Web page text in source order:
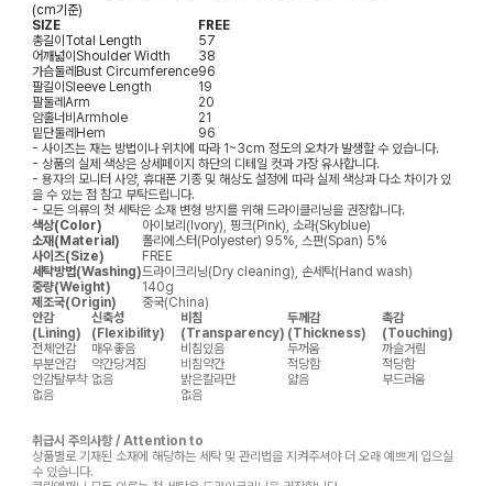
(cm기준)
SIZE
FREE
총길이Total Length
57
어깨넓이Shoulder Width
38
가슴둘레Bust Circumference96
팔길이Sleeve Length
19
팔둘레Arm
20
암홀너비Armhole
21
밑단둘레Hem
96
- 사이즈는 재는 방법이나 위치에 따라 1~3cm 정도의 오차가 발생할 수 있습니다.
- 상품의 실제 색상은 상세페이지 하단의 디테일 컷과 가장 유사합니다.
- 용자의 모니터 사양, 휴대폰 기종 및 해상도 설정에 따라 실제 색상과 다소 차이가 있
을 수 있는 점 참고 부탁드립니다.
- 모든 의류의 첫 세탁은 소재 변형 방지를 위해 드라이클리닝을 권장합니다.
색상(Color)
아이보리(Ivory), 핑크(Pink), 소라(Skyblue)
소재(Material)
폴리에스터(Polyester) 95%, 스판(Span) 5%
사이즈(Size)
FREE
세탁방법(Washing)드라이크리닝(Dry cleaning), 손세탁(Hand wash)
중량(Weight)
140g
제조국(Origin)
중국(China)
안감
(Lining)
신축성
(Flexibility)
비침
(Transparency)
두께감
(Thickness)
촉감
(Touching)
전체안감
매우좋음 비침있음 두꺼움
까슬거림
부분안감
약간당겨짐 비침약간 적당함
적당함
안감탈부착 없음 밝은칼라만 얇음
부드러움
없음
없음
취급시 주의사항 / Attention to
상품별로 기재된 소재에 해당하는 세탁 및 관리법을 지켜주셔야 더 오래 예쁘게 입으실
수 있습니다.